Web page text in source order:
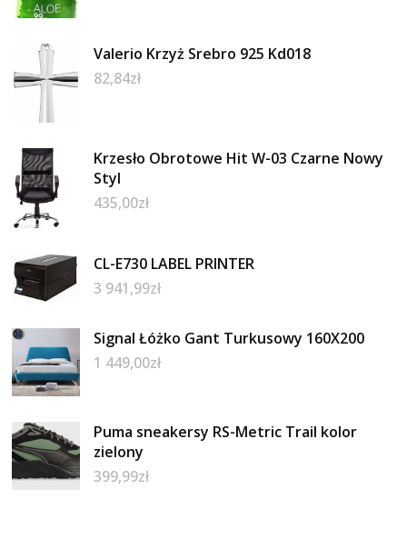
Valerio Krzyż Srebro 925 Kd018
82,84zł
Krzesło Obrotowe Hit W-03 Czarne Nowy
Styl
435,00zł
CL-E730 LABEL PRINTER
3 941,99zł
Signal Łóżko Gant Turkusowy 160X200
1 449,00zł
Puma sneakersy RS-Metric Trail kolor
zielony
399,99zł